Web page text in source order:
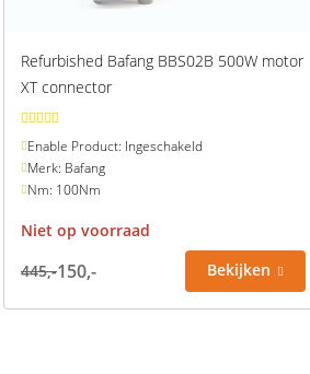
Refurbished Bafang BBS02B 500W motor
XT connector
Enable Product: Ingeschakeld
Merk: Bafang
Nm: 100Nm
Niet op voorraad
445,-150,- Bekijken